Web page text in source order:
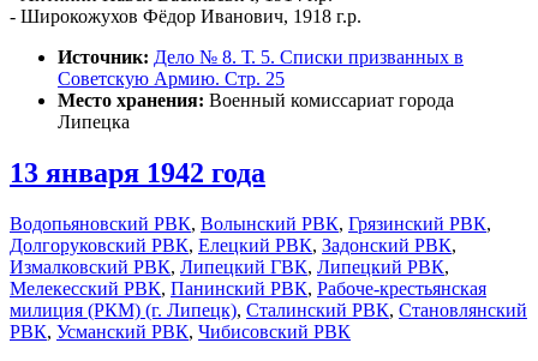
- Широкожухов Фёдор Иванович, 1918 г.р.
Источник: Дело № 8. Т. 5. Списки призванных в
Советскую Армию. Стр. 25
Место хранения: Военный комиссариат города
Липецка
13 января 1942 года
Водопьяновский РВК, Волынский РВК, Грязинский РВК,
Долгоруковский РВК, Елецкий РВК, Задонский РВК,
Измалковский РВК, Липецкий ГВК, Липецкий РВК,
Мелекесский РВК, Панинский РВК, Рабоче-крестьянская
милиция (РКМ) (г. Липецк), Сталинский РВК, Становлянский
РВК, Усманский РВК, Чибисовский РВК